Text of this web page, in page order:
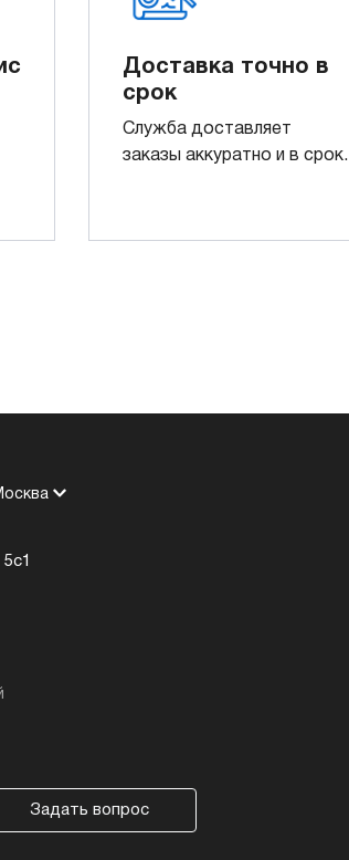
Доставка точно в
срок
Служба доставляет
заказы аккуратно и в срок.
Задать вопрос